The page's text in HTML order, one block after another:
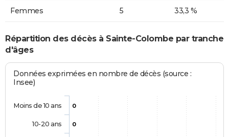
Femmes 5 33,3 %
Répartition des décès à Sainte-Colombe par tranche
d'âges
Données exprimées en nombre de décès (source :
Insee)
0
0
Moins de 10 ans
10-20 ans